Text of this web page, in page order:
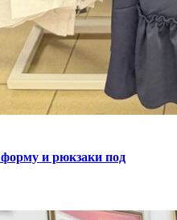
и рюкзаки под